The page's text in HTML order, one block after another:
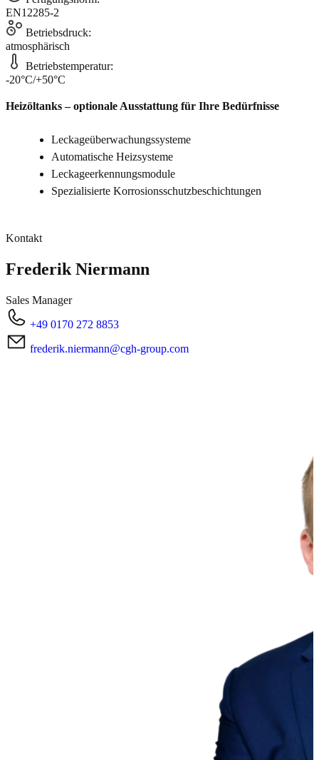
EN12285-2
Betriebsdruck:
atmosphärisch
Betriebstemperatur:
-20°C/+50°C
Heizöltanks – optionale Ausstattung für Ihre Bedürfnisse
Leckageüberwachungssysteme
Automatische Heizsysteme
Leckageerkennungsmodule
Spezialisierte Korrosionsschutzbeschichtungen
Kontakt
Frederik Niermann
Sales Manager
+49 0170 272 8853
frederik.niermann@cgh-group.com